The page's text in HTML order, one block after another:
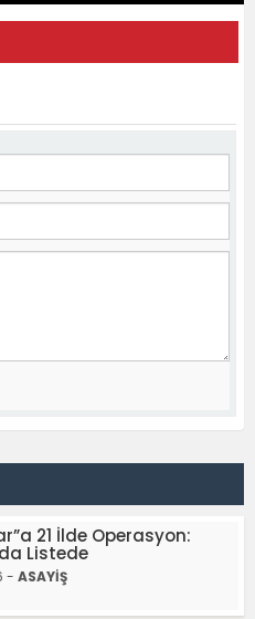
21 İlde Operasyon:
Listede
- ASAYİŞ